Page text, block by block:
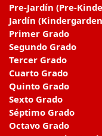
Pre-Jardín (Pre-
Jardín
Primer Grado
Segundo Grado
Tercer Grado
Cuarto Grado
Quinto Grado
Sexto Grado
Séptimo Grado
Octavo Grado